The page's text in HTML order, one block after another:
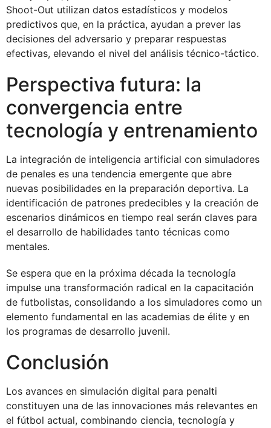
Shoot-Out utilizan datos estadísticos y modelos
predictivos que, en la práctica, ayudan a prever las
decisiones del adversario y preparar respuestas
efectivas, elevando el nivel del análisis técnico-táctico.
Perspectiva futura: la
convergencia entre
tecnología y entrenamiento
La integración de inteligencia artificial con simuladores
de penales es una tendencia emergente que abre
nuevas posibilidades en la preparación deportiva. La
identificación de patrones predecibles y la creación de
escenarios dinámicos en tiempo real serán claves para
el desarrollo de habilidades tanto técnicas como
mentales.
Se espera que en la próxima década la tecnología
impulse una transformación radical en la capacitación
de futbolistas, consolidando a los simuladores como un
elemento fundamental en las academias de élite y en
los programas de desarrollo juvenil.
Conclusión
Los avances en simulación digital para penalti
constituyen una de las innovaciones más relevantes en
el fútbol actual, combinando ciencia, tecnología y